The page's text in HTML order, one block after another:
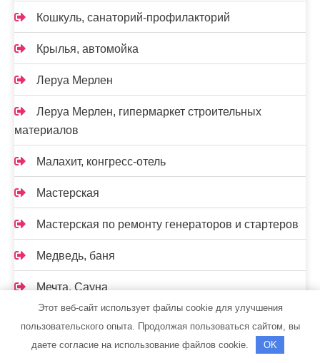
Кошкуль, санаторий-профилакторий
Крылья, автомойка
Леруа Мерлен
Леруа Мерлен, гипермаркет строительных
материалов
Малахит, конгресс-отель
Мастерская
Мастерская по ремонту генераторов и стартеров
Медведь, баня
Мечта, Сауна
Мир красоты и СПА, салон красоты
Этот веб-сайт использует файлы cookie для улучшения
пользовательского опыта. Продолжая пользоваться сайтом, вы
даете согласие на использование файлов cookie.
OK